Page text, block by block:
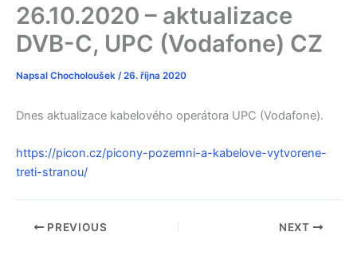
26.10.2020 – aktualizace
DVB-C, UPC (Vodafone) CZ
Napsal Chocholoušek /26. října 2020
Dnes aktualizace kabelového operátora UPC (Vodafone).
https://picon.cz/picony-pozemni-a-kabelove-vytvorene-
treti-stranou/
PREVIOUS NEXT